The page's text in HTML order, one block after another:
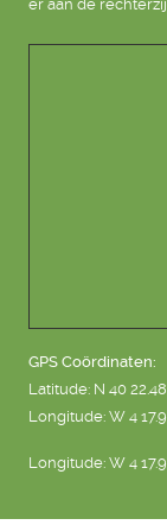
er aan de
GPS Coördinaten:
Latitude: N 40
Longitude: W 4
Longitude: W 4